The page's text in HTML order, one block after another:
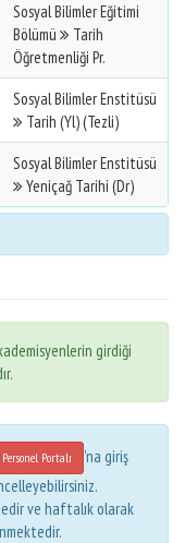
Sosyal Bilimler Eğitimi
Bölümü
Tarih
Öğretmenliği Pr.
Sosyal Bilimler Enstitüsü
Tarih (Yl) (Tezli)
Sosyal Bilimler Enstitüsü
Yeniçağ Tarihi (Dr)
girdiği
Portalı
'na giriş
ve haftalık olarak